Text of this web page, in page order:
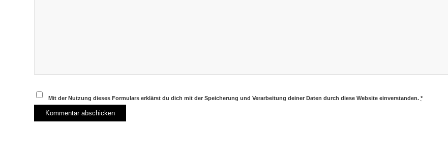
Mit der Nutzung dieses Formulars erklärst du dich mit der Speicherung und Verarbeitung deiner Daten durch diese Website einverstanden. *